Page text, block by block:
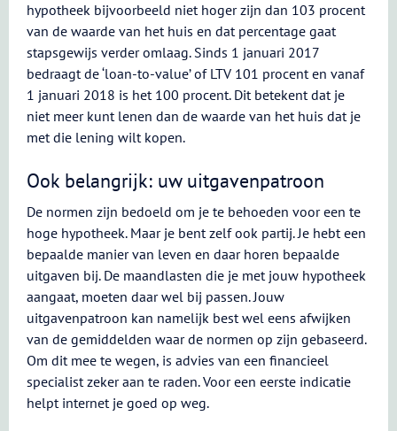
hypotheek bijvoorbeeld niet hoger zijn dan 103 procent
van de waarde van het huis en dat percentage gaat
stapsgewijs verder omlaag. Sinds 1 januari 2017
bedraagt de ‘loan-to-value’ of LTV 101 procent en vanaf
1 januari 2018 is het 100 procent. Dit betekent dat je
niet meer kunt lenen dan de waarde van het huis dat je
met die lening wilt kopen.
Ook belangrijk: uw uitgavenpatroon
De normen zijn bedoeld om je te behoeden voor een te
hoge hypotheek. Maar je bent zelf ook partij. Je hebt een
bepaalde manier van leven en daar horen bepaalde
uitgaven bij. De maandlasten die je met jouw hypotheek
aangaat, moeten daar wel bij passen. Jouw
uitgavenpatroon kan namelijk best wel eens afwijken
van de gemiddelden waar de normen op zijn gebaseerd.
Om dit mee te wegen, is advies van een financieel
specialist zeker aan te raden. Voor een eerste indicatie
helpt internet je goed op weg.